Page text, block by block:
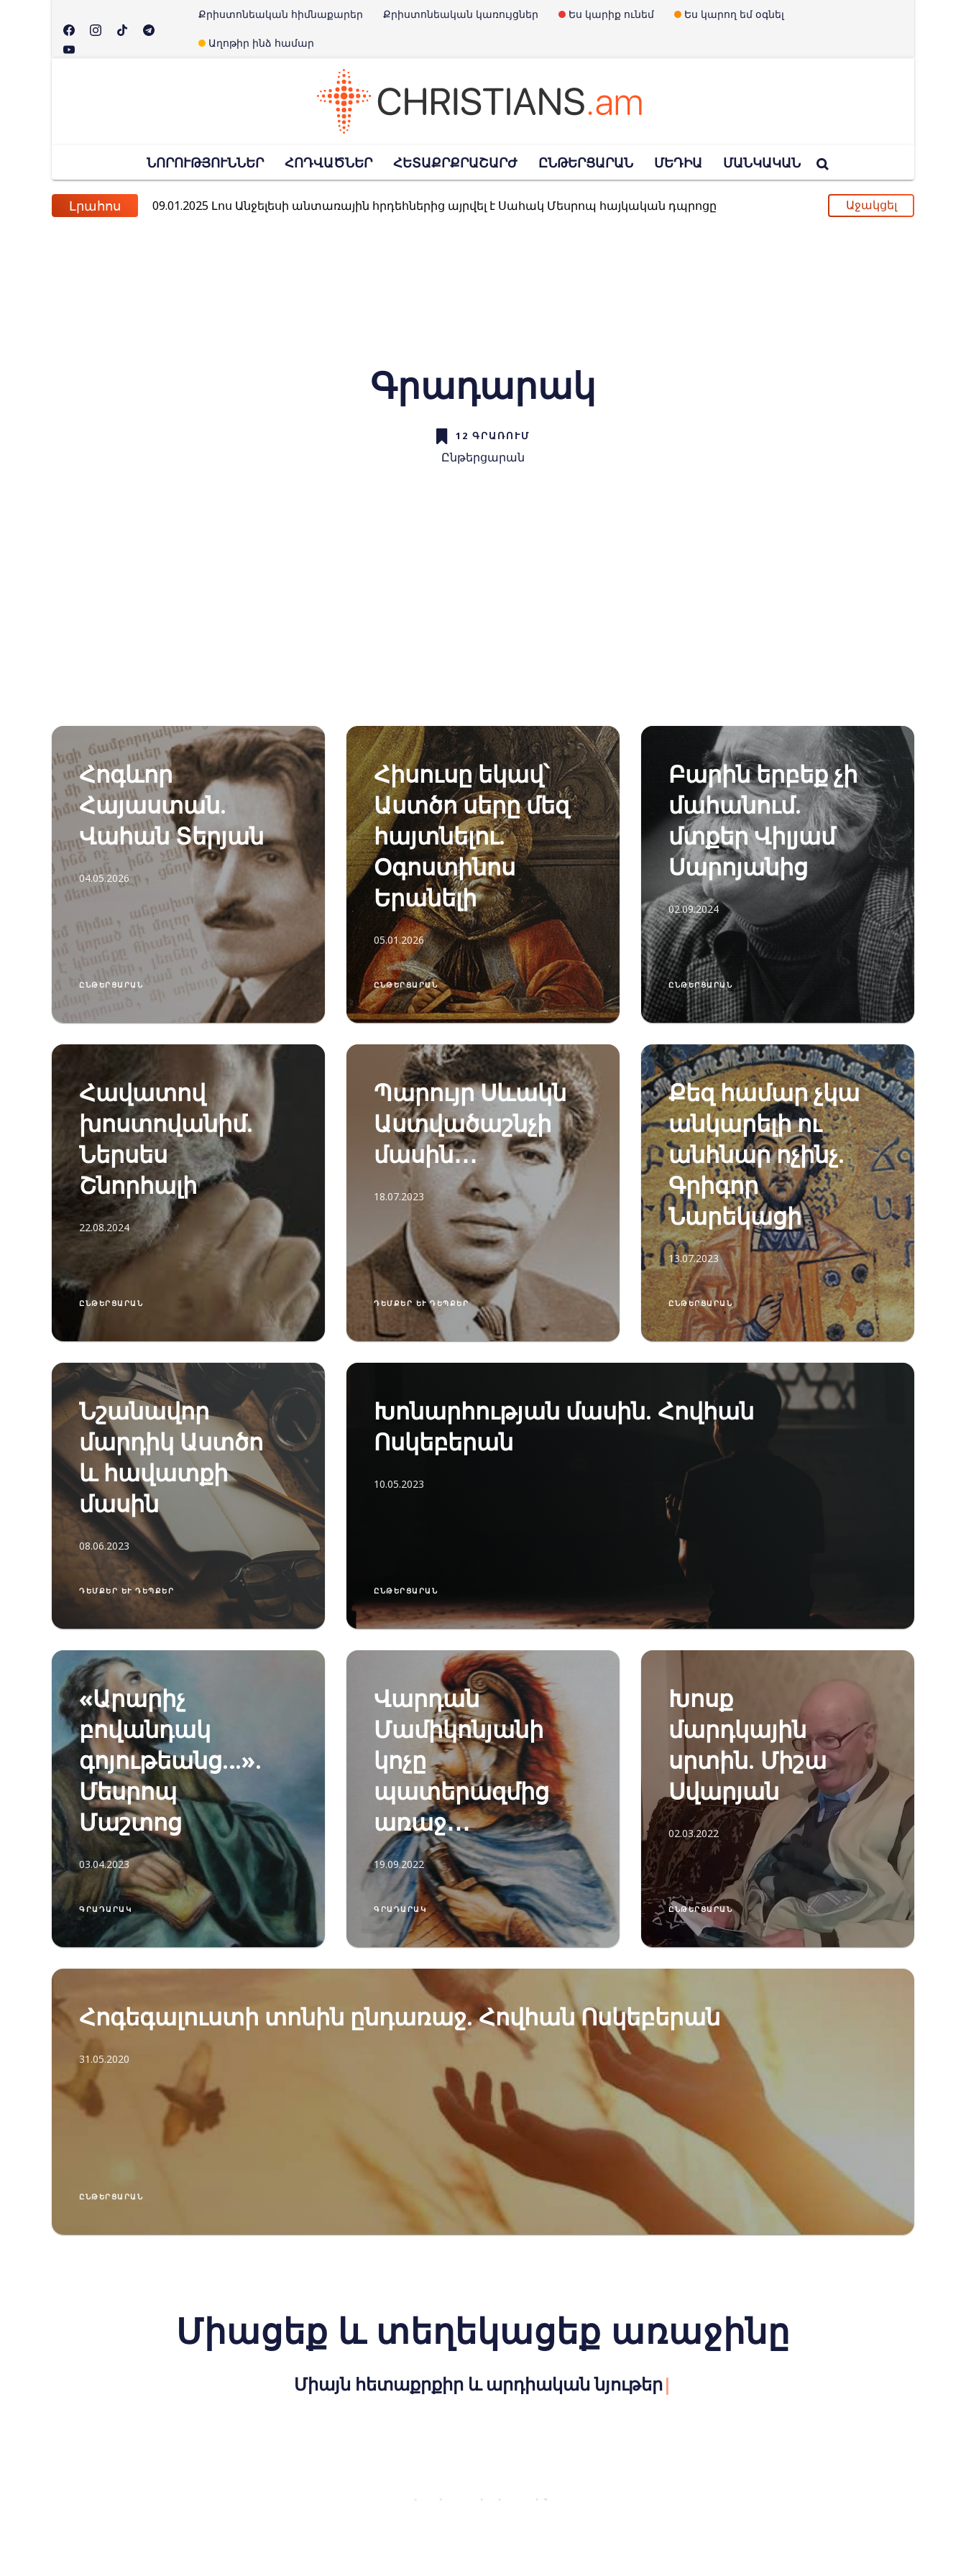
Քրիստոնեական հիմնաքարեր Քրիստոնեական կառույցներ Ես կարիք ունեմ Ես կարող եմ օգնել
Աղոթիր ինձ համար
ՆՈՐՈՒԹՅՈՒՆՆԵՐ ՀՈԴՎԱԾՆԵՐ ՀԵՏԱՔՐՔՐԱՇԱՐԺ ԸՆԹԵՐՑԱՐԱՆ ՄԵԴԻԱ ՄԱՆԿԱԿԱՆ
Լրահոս
04.09.2025Սեպտեմբերի 4-ը Փրկարարների օրն է
Գրադարակ
12 ԳՐԱՌՈՒՄ
Ընթերցարան
Հոգևոր
Հայաստան.
Վահան Տերյան
04.05.2026
ԸՆԹԵՐՑԱՐԱՆ
Հիսուսը եկավ՝
Աստծո սերը մեզ
հայտնելու.
Օգոստինոս
Երանելի
05.01.2026
ԸՆԹԵՐՑԱՐԱՆ
Բարին երբեք չի
մահանում.
մտքեր Վիլյամ
Սարոյանից
02.09.2024
ԸՆԹԵՐՑԱՐԱՆ
Հավատով
խոստովանիմ.
Ներսես
Շնորհալի
22.08.2024
ԸՆԹԵՐՑԱՐԱՆ
Պարույր Սևակն
Աստվածաշնչի
մասին․․․
18.07.2023
ԴԵՄՔԵՐ ԵՒ ԴԵՊՔԵՐ
Քեզ համար չկա
անկարելի ու
անհնար ոչինչ.
Գրիգոր
Նարեկացի
13.07.2023
ԸՆԹԵՐՑԱՐԱՆ
Նշանավոր
մարդիկ Աստծո
և հավատքի
մասին
08.06.2023
ԴԵՄՔԵՐ ԵՒ ԴԵՊՔԵՐ
Խոնարհության մասին. Հովհան
Ոսկեբերան
10.05.2023
ԸՆԹԵՐՑԱՐԱՆ
«Արարիչ
բովանդակ
գոյութեանց…».
Մեսրոպ
Մաշտոց
03.04.2023
ԳՐԱԴԱՐԱԿ
Վարդան
Մամիկոնյանի
կոչը
պատերազմից
առաջ․․․
19.09.2022
ԳՐԱԴԱՐԱԿ
Խոսք
մարդկային
սրտին. Միշա
Սվարյան
02.03.2022
ԸՆԹԵՐՑԱՐԱՆ
Հոգեգալուստի տոնին ընդառաջ. Հովհան Ոսկեբերան
31.05.2020
ԸՆԹԵՐՑԱՐԱՆ
Միացեք և տեղեկացեք առաջինը
Միայն հետաքրքիր և արդիական նյութեր|